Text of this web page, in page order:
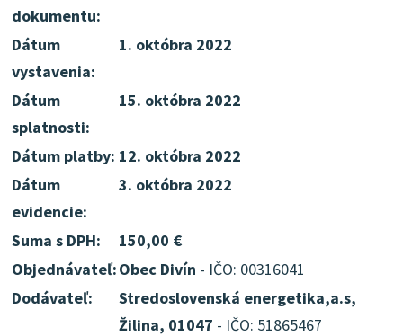
dokumentu:
Dátum
vystavenia:
1. októbra 2022
Dátum
splatnosti:
15. októbra 2022
Dátum platby: 12. októbra 2022
Dátum
evidencie:
3. októbra 2022
Suma s DPH:
150,00 €
Objednávateľ:Obec Divín - IČO: 00316041
Dodávateľ:
Stredoslovenská energetika,a.s,
Žilina, 01047 - IČO: 51865467